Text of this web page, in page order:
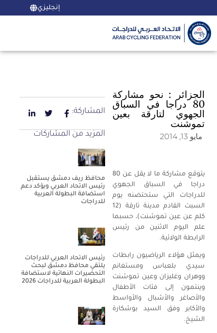
إنجليزي
الجزائر : نحو مشاركة
80 دراجا في السباق
الجهوي لتارقة بعين
تموشنت
مايو 13, 2014
يتوقع مشاركة ما لا يقل عن 80
دراجا في السباق الجهوي
للدراجات التي ستحتضنه يوم
السبت القادم مدينة تارقة (12
كلم عن عين تموشنت)، حسبما
علم اليوم الاثنين من رئيس
الرابطة الولائية.
ويمثل هؤلاء الرياضيون رابطات
سيدي بلعباس ومستغانم
ووهران وغليزان وعين تموشنت
وينتمون إلى فئات الأطفال
والأصاغر والأشبال والأواسط
والأكابر وفق السيد بوشكارة
الشيخ.
المشاركة:
المزيد من المشاركات
محافظ ريف دمشق يستقبل
رئيس الاتحاد العربي ويؤكد دعم
استضافة البطولة العربية
للدراجات
رئيس الاتحاد العربي للدراجات
يلتقي محافظ دمشق لبحث
التحضيرات النهائية لاستضافة
البطولة العربية للدراجات 2026